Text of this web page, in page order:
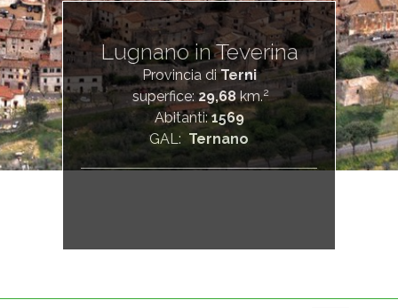
Lugnano in Teverina
Provincia diTerni
superfice:29,68km.2
Abitanti:1569
GAL: Ternano